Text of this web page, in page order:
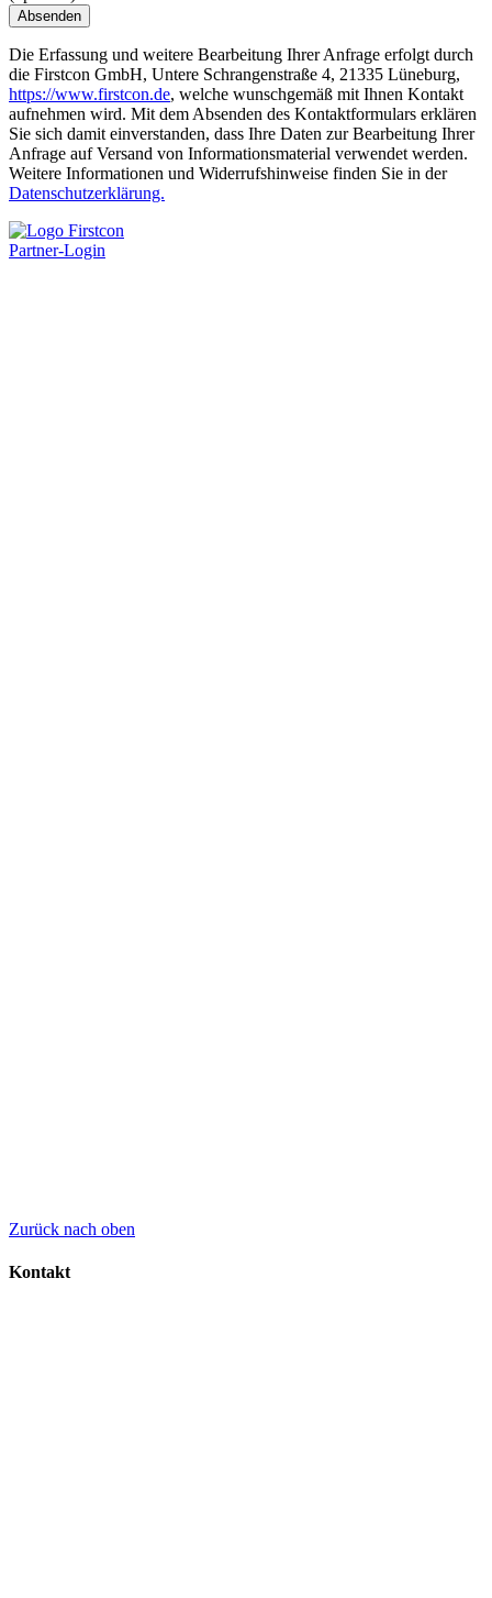
Absenden
Die Erfassung und weitere Bearbeitung Ihrer Anfrage erfolgt durch
die Firstcon GmbH, Untere Schrangenstraße 4, 21335 Lüneburg,
https://www.firstcon.de, welche wunschgemäß mit Ihnen Kontakt
aufnehmen wird. Mit dem Absenden des Kontaktformulars erklären
Sie sich damit einverstanden, dass Ihre Daten zur Bearbeitung Ihrer
Anfrage auf Versand von Informationsmaterial verwendet werden.
Weitere Informationen und Widerrufshinweise finden Sie in der
Datenschutzerklärung.
Partner-Login
Zurück nach oben
Kontakt